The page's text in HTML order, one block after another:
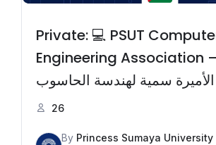
Private: 💻 PSUT
Engineering Association – جمعية
سمية لهندسة الحاسوب
26
By Princess Sumaya